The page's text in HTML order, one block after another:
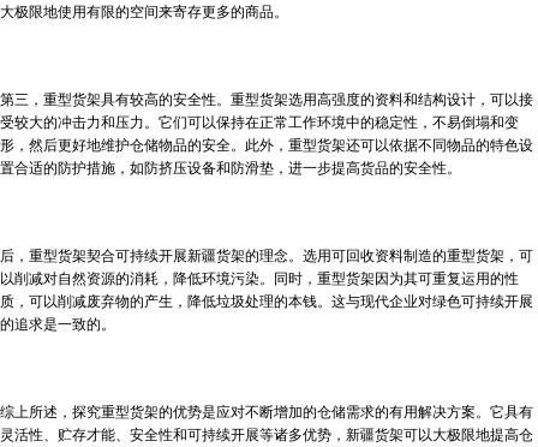
大极限地使用有限的空间来寄存更多的商品。
第三，重型货架具有较高的安全性。重型货架选用高强度的资料和结构设计，可以接
受较大的冲击力和压力。它们可以保持在正常工作环境中的稳定性，不易倒塌和变
形，然后更好地维护仓储物品的安全。此外，重型货架还可以依据不同物品的特色设
置合适的防护措施，如防挤压设备和防滑垫，进一步提高货品的安全性。
后，重型货架契合可持续开展新疆货架的理念。选用可回收资料制造的重型货架，可
以削减对自然资源的消耗，降低环境污染。同时，重型货架因为其可重复运用的性
质，可以削减废弃物的产生，降低垃圾处理的本钱。这与现代企业对绿色可持续开展
的追求是一致的。
综上所述，探究重型货架的优势是应对不断增加的仓储需求的有用解决方案。它具有
灵活性、贮存才能、安全性和可持续开展等诸多优势， 新疆货架可以大极限地提高仓